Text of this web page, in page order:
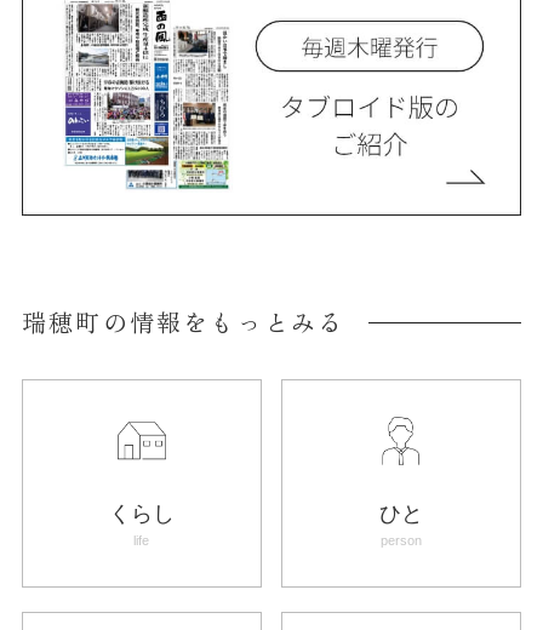
瑞穂町の情報をもっとみる
くらし
life
ひと
person